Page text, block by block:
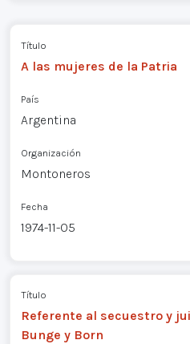
Título
A las mujeres de la Patria
País
Argentina
Organización
Montoneros
Fecha
1974-11-05
Título
Referente al secuestro y
Bunge y Born